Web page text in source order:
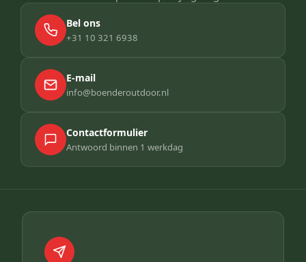
Bel ons
+31 10 321 6938
E-mail
info@boenderoutdoor.nl
Contactformulier
Antwoord binnen 1 werkdag